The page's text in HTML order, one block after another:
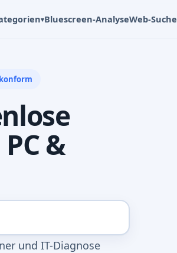
▾Bluescreen-AnalyseWeb-Suche
konform
&
und IT-Diagnose